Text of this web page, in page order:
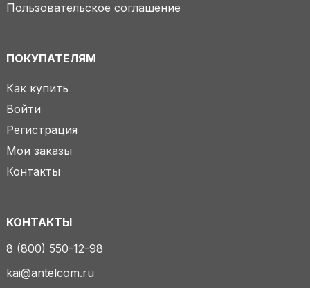
Пользовательское соглашение
ПОКУПАТЕЛЯМ
Как купить
Войти
Регистрация
Мои заказы
Контакты
КОНТАКТЫ
8 (800) 550-12-98
kai@antelcom.ru